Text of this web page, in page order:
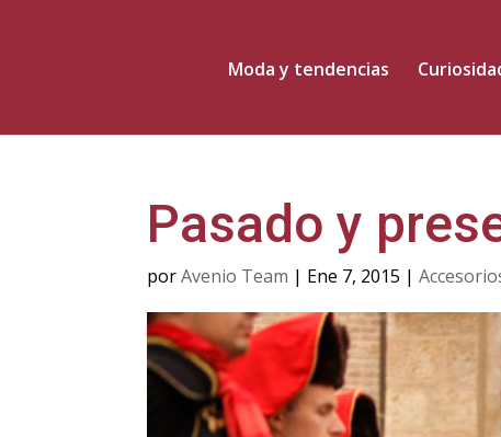
Moda y tendencias
Pasado y
porAvenio Team | Ene 7, 2015 |